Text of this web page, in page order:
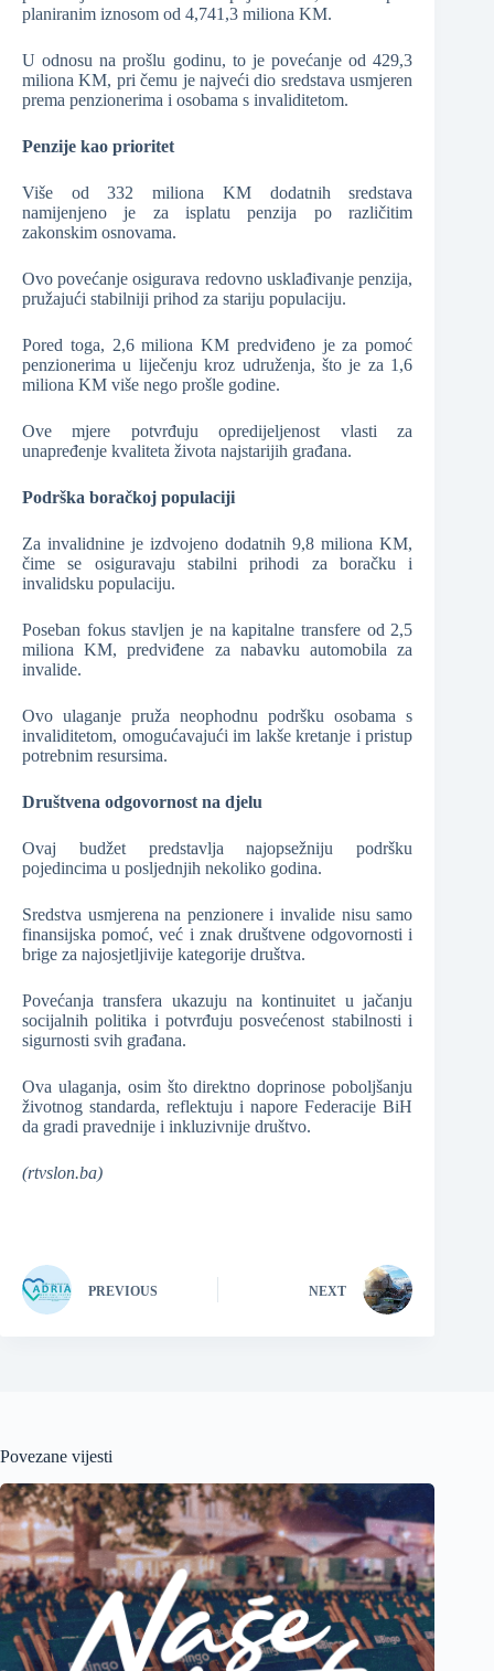
planiranim iznosom od 4,741,3 miliona KM.
U odnosu na prošlu godinu, to je povećanje od 429,3
miliona KM, pri čemu je najveći dio sredstava usmjeren
prema penzionerima i osobama s invaliditetom.
Penzije kao prioritet
Više od 332 miliona KM dodatnih sredstava
namijenjeno je za isplatu penzija po različitim
zakonskim osnovama.
Ovo povećanje osigurava redovno usklađivanje penzija,
pružajući stabilniji prihod za stariju populaciju.
Pored toga, 2,6 miliona KM predviđeno je za pomoć
penzionerima u liječenju kroz udruženja, što je za 1,6
miliona KM više nego prošle godine.
Ove mjere potvrđuju opredijeljenost vlasti za
unapređenje kvaliteta života najstarijih građana.
Podrška boračkoj populaciji
Za invalidnine je izdvojeno dodatnih 9,8 miliona KM,
čime se osiguravaju stabilni prihodi za boračku i
invalidsku populaciju.
Poseban fokus stavljen je na kapitalne transfere od 2,5
miliona KM, predviđene za nabavku automobila za
invalide.
Ovo ulaganje pruža neophodnu podršku osobama s
invaliditetom, omogućavajući im lakše kretanje i pristup
potrebnim resursima.
Društvena odgovornost na djelu
Ovaj budžet predstavlja najopsežniju podršku
pojedincima u posljednjih nekoliko godina.
Sredstva usmjerena na penzionere i invalide nisu samo
finansijska pomoć, već i znak društvene odgovornosti i
brige za najosjetljivije kategorije društva.
Povećanja transfera ukazuju na kontinuitet u jačanju
socijalnih politika i potvrđuju posvećenost stabilnosti i
sigurnosti svih građana.
Ova ulaganja, osim što direktno doprinose poboljšanju
životnog standarda, reflektuju i napore Federacije BiH
da gradi pravednije i inkluzivnije društvo.
(rtvslon.ba)
PREVIOUS NEXT
Povezane vijesti